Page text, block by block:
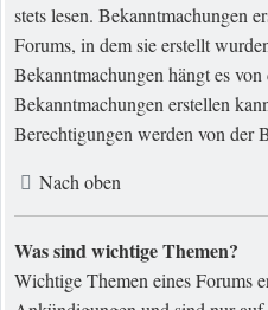
stets lesen. Bekanntmachungen
Forums, in dem sie erstellt
Bekanntmachungen hängt es
Bekanntmachungen erstellen
Berechtigungen werden von der
Nach oben
Was sind wichtige Themen?
Wichtige Themen eines Forums